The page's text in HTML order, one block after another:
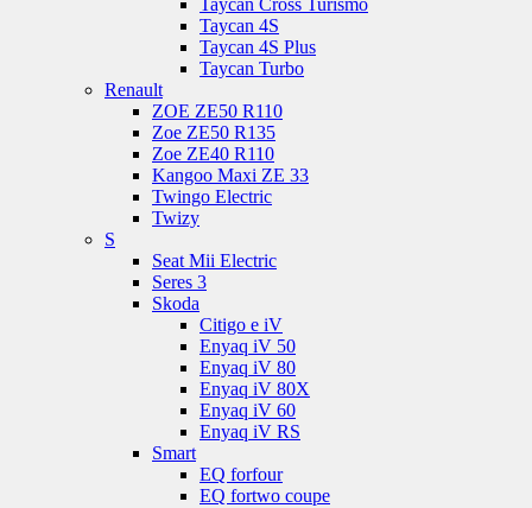
Taycan 4S
Taycan 4S Plus
Taycan Turbo
Renault
ZOE ZE50 R110
Zoe ZE50 R135
Zoe ZE40 R110
Kangoo Maxi ZE 33
Twingo Electric
Twizy
S
Seat Mii Electric
Seres 3
Skoda
Citigo e iV
Enyaq iV 50
Enyaq iV 80
Enyaq iV 80X
Enyaq iV 60
Enyaq iV RS
Smart
EQ forfour
EQ fortwo coupe